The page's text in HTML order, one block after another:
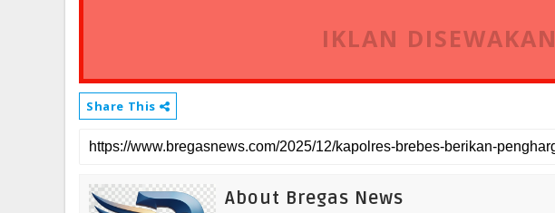
IKLAN DISEWAKAN
Share This
About Bregas News